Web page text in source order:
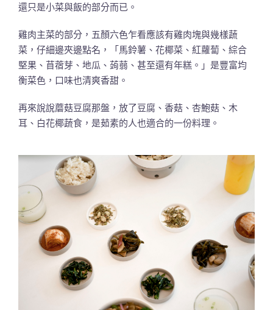
還只是小菜與飯的部分而已。
雞肉主菜的部分，五顏六色乍看應該有雞肉塊與幾樣蔬
菜，仔細邊夾邊點名，「馬鈴薯、花椰菜、紅蘿蔔、綜合
堅果、苜蓿芽、地瓜、蒟蒻、甚至還有年糕。」是豐富均
衡菜色，口味也清爽香甜。
再來說說蘑菇豆腐那盤，放了豆腐、香菇、杏鮑菇、木
耳、白花椰蔬食，是茹素的人也適合的一份料理。